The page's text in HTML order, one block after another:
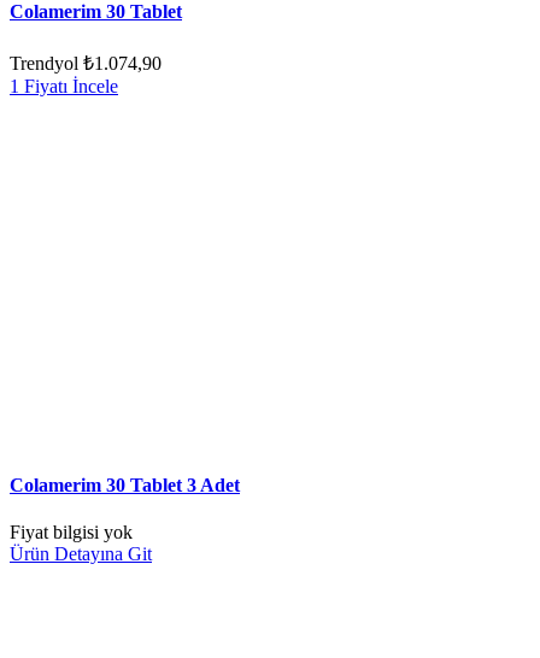
Colamerim 30 Tablet
Trendyol ₺1.074,90
1 Fiyatı İncele
Colamerim 30 Tablet 3 Adet
Fiyat bilgisi yok
Ürün Detayına Git